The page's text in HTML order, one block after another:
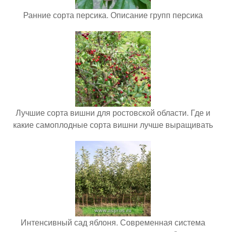
Ранние сорта персика. Описание групп персика
Лучшие сорта вишни для ростовской области. Где и
какие самоплодные сорта вишни лучше выращивать
Интенсивный сад яблоня. Современная система